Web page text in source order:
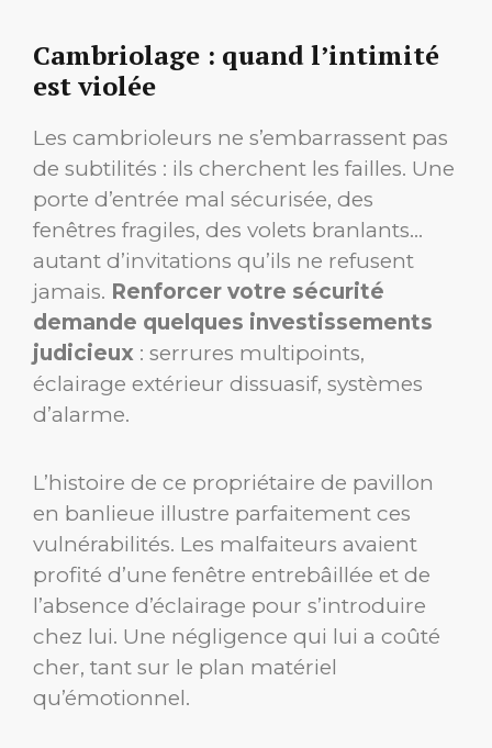
Cambriolage : quand l’intimité
est violée
Les cambrioleurs ne s’embarrassent pas
de subtilités : ils cherchent les failles. Une
porte d’entrée mal sécurisée, des
fenêtres fragiles, des volets branlants…
autant d’invitations qu’ils ne refusent
jamais. Renforcer votre sécurité
demande quelques investissements
judicieux : serrures multipoints,
éclairage extérieur dissuasif, systèmes
d’alarme.
L’histoire de ce propriétaire de pavillon
en banlieue illustre parfaitement ces
vulnérabilités. Les malfaiteurs avaient
profité d’une fenêtre entrebâillée et de
l’absence d’éclairage pour s’introduire
chez lui. Une négligence qui lui a coûté
cher, tant sur le plan matériel
qu’émotionnel.